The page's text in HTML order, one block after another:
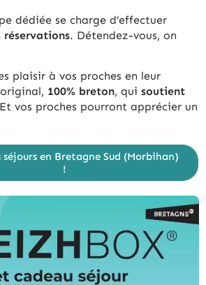
dédiée se charge d’effectuer
réservations. Détendez-vous, on
plaisir à vos proches en leur
100% breton, qui soutient
vos proches pourront apprécier un
en Bretagne Sud (Morbihan)
!